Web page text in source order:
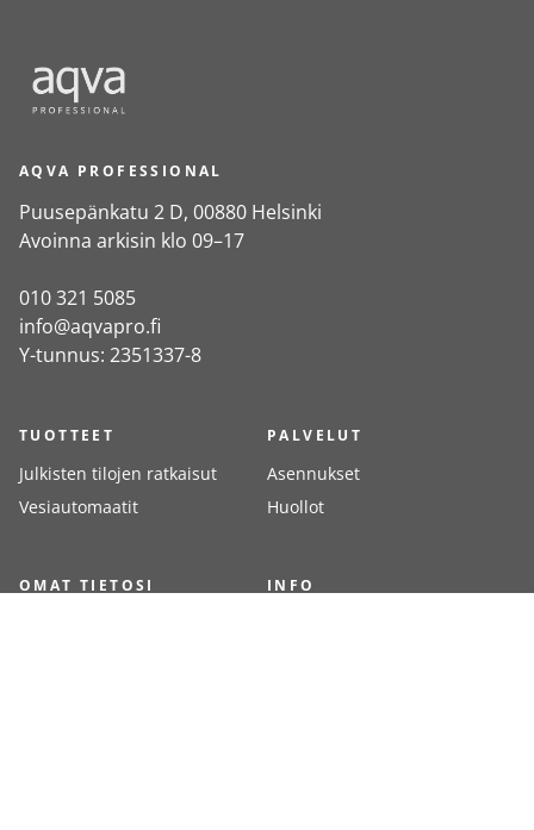
AQVA PROFESSIONAL
Puusepänkatu 2 D, 00880 Helsinki
Avoinna arkisin klo 09–17
010 321 5085
info@aqvapro.fi
Y-tunnus: 2351337-8
TUOTTEET
Julkisten tilojen ratkaisut
Vesiautomaatit
PALVELUT
Asennukset
Huollot
OMAT TIETOSI INFO